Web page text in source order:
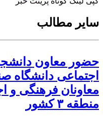
سایر مطالب
حضور معاون
اجتماعی دانشگاه
معاونان فرهنگی و
منطقه ۳ کشور